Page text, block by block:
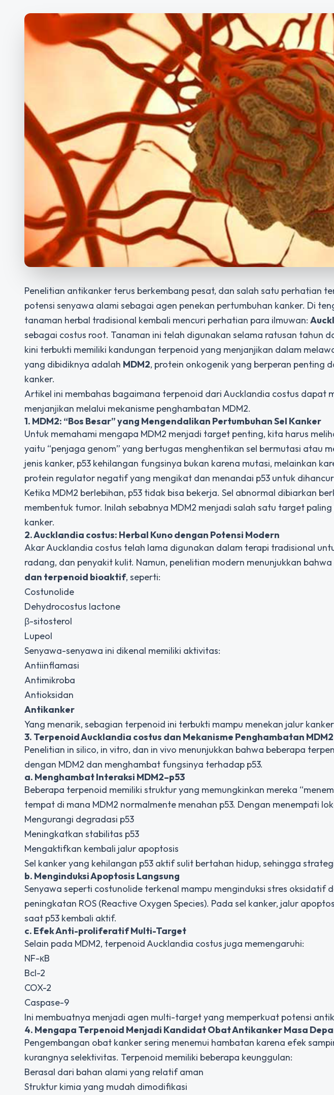
Penelitian antikanker terus berkembang pesat, dan salah satu perhatian
potensi senyawa alami sebagai agen penekan pertumbuhan kanker. Di
tanaman herbal tradisional kembali mencuri perhatian para ilmuwan:
sebagai costus root. Tanaman ini telah digunakan selama ratusan tahun
kini terbukti memiliki kandungan terpenoid yang menjanjikan dalam
yang dibidiknya adalah MDM2, protein onkogenik yang berperan penting
kanker.
Artikel ini membahas bagaimana terpenoid dari Aucklandia costus dapat
menjanjikan melalui mekanisme penghambatan MDM2.
1. MDM2: “Bos Besar” yang Mengendalikan Pertumbuhan Sel Kanker
Untuk memahami mengapa MDM2 menjadi target penting, kita harus
yaitu “penjaga genom” yang bertugas menghentikan sel bermutasi atau
jenis kanker, p53 kehilangan fungsinya bukan karena mutasi, melainkan
protein regulator negatif yang mengikat dan menandai p53 untuk
Ketika MDM2 berlebihan, p53 tidak bisa bekerja. Sel abnormal dibiarkan
membentuk tumor. Inilah sebabnya MDM2 menjadi salah satu target
kanker.
2. Aucklandia costus: Herbal Kuno dengan Potensi Modern
Akar Aucklandia costus telah lama digunakan dalam terapi tradisional
radang, dan penyakit kulit. Namun, penelitian modern menunjukkan
dan terpenoid bioaktif, seperti:
Costunolide
Dehydrocostus lactone
β-sitosterol
Lupeol
Senyawa-senyawa ini dikenal memiliki aktivitas:
Antiinflamasi
Antimikroba
Antioksidan
Antikanker
Yang menarik, sebagian terpenoid ini terbukti mampu menekan jalur
3. Terpenoid Aucklandia costus dan Mekanisme Penghambatan MDM2
Penelitian in silico, in vitro, dan in vivo menunjukkan bahwa beberapa
dengan MDM2 dan menghambat fungsinya terhadap p53.
a. Menghambat Interaksi MDM2–p53
Beberapa terpenoid memiliki struktur yang memungkinkan mereka
tempat di mana MDM2 normalmente menahan p53. Dengan menempati
Mengurangi degradasi p53
Meningkatkan stabilitas p53
Mengaktifkan kembali jalur apoptosis
Sel kanker yang kehilangan p53 aktif sulit bertahan hidup, sehingga
b. Menginduksi Apoptosis Langsung
Senyawa seperti costunolide terkenal mampu menginduksi stres oksidatif
peningkatan ROS (Reactive Oxygen Species). Pada sel kanker, jalur
saat p53 kembali aktif.
c. Efek Anti-proliferatif Multi-Target
Selain pada MDM2, terpenoid Aucklandia costus juga memengaruhi:
NF-κB
Bcl-2
COX-2
Caspase-9
Ini membuatnya menjadi agen multi-target yang memperkuat potensi
4. Mengapa Terpenoid Menjadi Kandidat Obat Antikanker Masa
Pengembangan obat kanker sering menemui hambatan karena efek
kurangnya selektivitas. Terpenoid memiliki beberapa keunggulan:
Berasal dari bahan alami yang relatif aman
Struktur kimia yang mudah dimodifikasi